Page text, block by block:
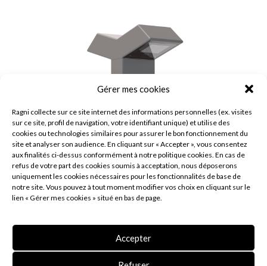
Gérer mes cookies
Ragni collecte sur ce site internet des informations personnelles (ex. visites
sur ce site, profil de navigation, votre identifiant unique) et utilise des
cookies ou technologies similaires pour assurer le bon fonctionnement du
site et analyser son audience. En cliquant sur « Accepter », vous consentez
aux finalités ci-dessus conformément à notre politique cookies. En cas de
refus de votre part des cookies soumis à acceptation, nous déposerons
uniquement les cookies nécessaires pour les fonctionnalités de base de
notre site. Vous pouvez à tout moment modifier vos choix en cliquant sur le
lien « Gérer mes cookies » situé en bas de page.
Accepter
BORNE KASSIO